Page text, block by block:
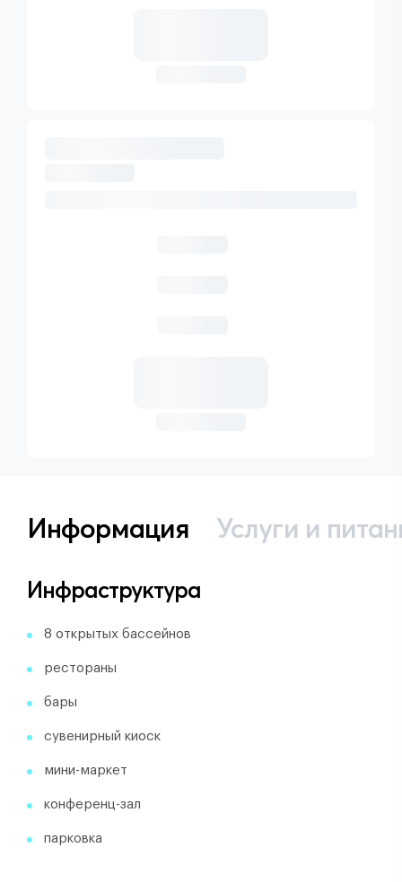
Информация Услуги и
Инфраструктура
8 открытых бассейнов
рестораны
бары
сувенирный киоск
мини-маркет
конференц-зал
парковка